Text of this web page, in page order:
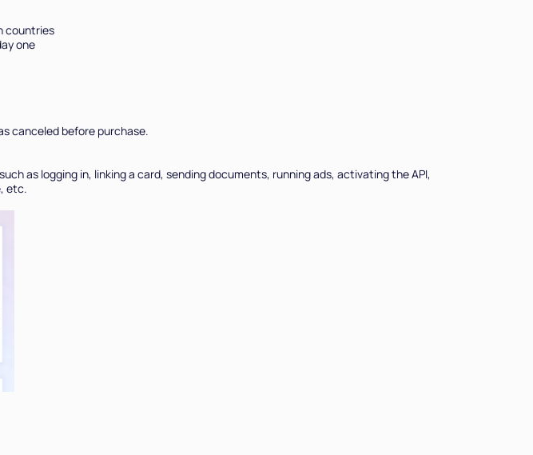
countries
one
canceled before purchase.
as logging in, linking a card, sending documents, running ads, activating the API,
etc.